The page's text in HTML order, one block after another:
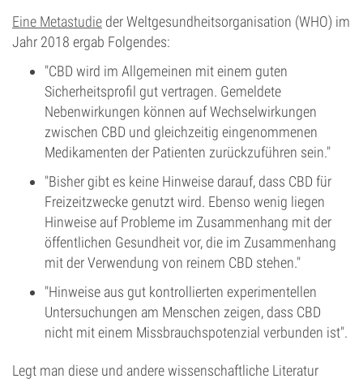
Eine Metastudie der Weltgesundheitsorganisation (WHO) im
Jahr 2018 ergab Folgendes:
"CBD wird im Allgemeinen mit einem guten
Sicherheitsprofil gut vertragen. Gemeldete
Nebenwirkungen können auf Wechselwirkungen
zwischen CBD und gleichzeitig eingenommenen
Medikamenten der Patienten zurückzuführen sein."
"Bisher gibt es keine Hinweise darauf, dass CBD für
Freizeitzwecke genutzt wird. Ebenso wenig liegen
Hinweise auf Probleme im Zusammenhang mit der
öffentlichen Gesundheit vor, die im Zusammenhang
mit der Verwendung von reinem CBD stehen."
"Hinweise aus gut kontrollierten experimentellen
Untersuchungen am Menschen zeigen, dass CBD
nicht mit einem Missbrauchspotenzial verbunden ist".
Legt man diese und andere wissenschaftliche Literatur